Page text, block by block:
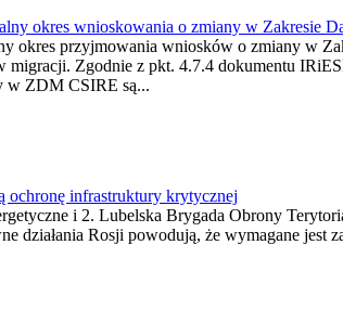
okres wnioskowania o zmiany w Zakresie
okres przyjmowania wniosków o zmiany w
migracji. Zgodnie z pkt. 4.7.4 dokumentu
w ZDM CSIRE są...
ochronę infrastruktury krytycznej
i 2. Lubelska Brygada Obrony
działania Rosji powodują, że wymagane